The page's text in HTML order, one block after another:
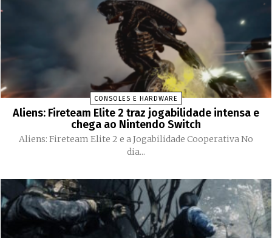
CONSOLES E HARDWARE
Aliens: Fireteam Elite 2 traz jogabilidade intensa e
chega ao Nintendo Switch
Aliens: Fireteam Elite 2 e a Jogabilidade Cooperativa No
dia...